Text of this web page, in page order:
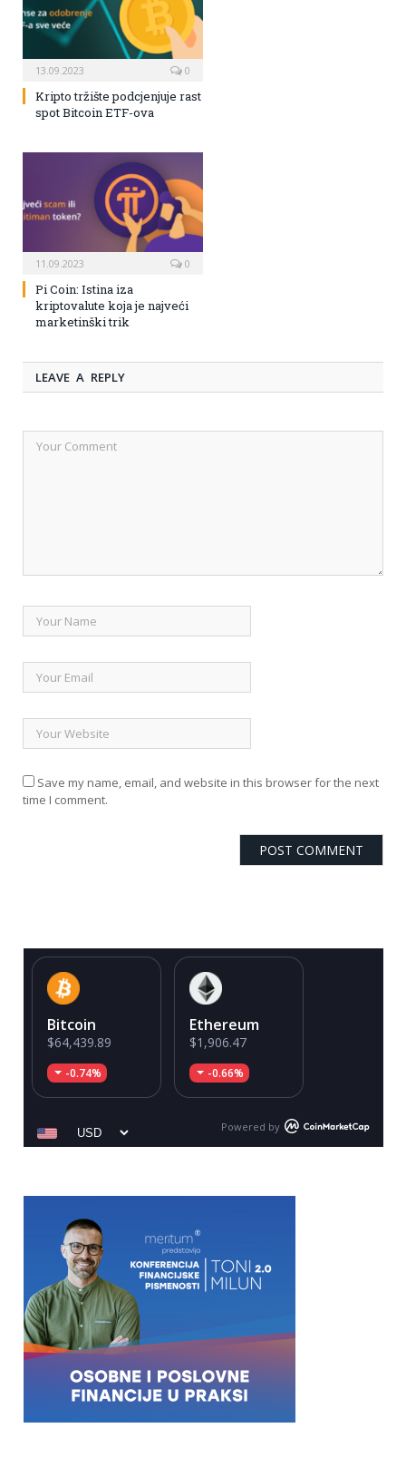
13.09.2023 0
Kripto tržište podcjenjuje rast
spot Bitcoin ETF-ova
11.09.2023 0
Pi Coin: Istina iza
kriptovalute koja je najveći
marketinški trik
LEAVE A REPLY
Save my name, email, and website in this browser for the next
time I comment.
Bitcoin
$64,439.89
-0.74%
Ethereum
$1,906.47
-0.66%
Powered by